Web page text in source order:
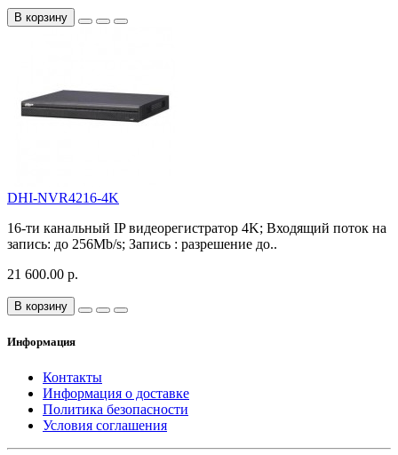
В корзину
DHI-NVR4216-4K
16-ти канальный IP видеорегистратор 4K; Входящий поток на
запись: до 256Mb/s; Запись : разрешение до..
21 600.00 р.
В корзину
Информация
Контакты
Информация о доставке
Политика безопасности
Условия соглашения